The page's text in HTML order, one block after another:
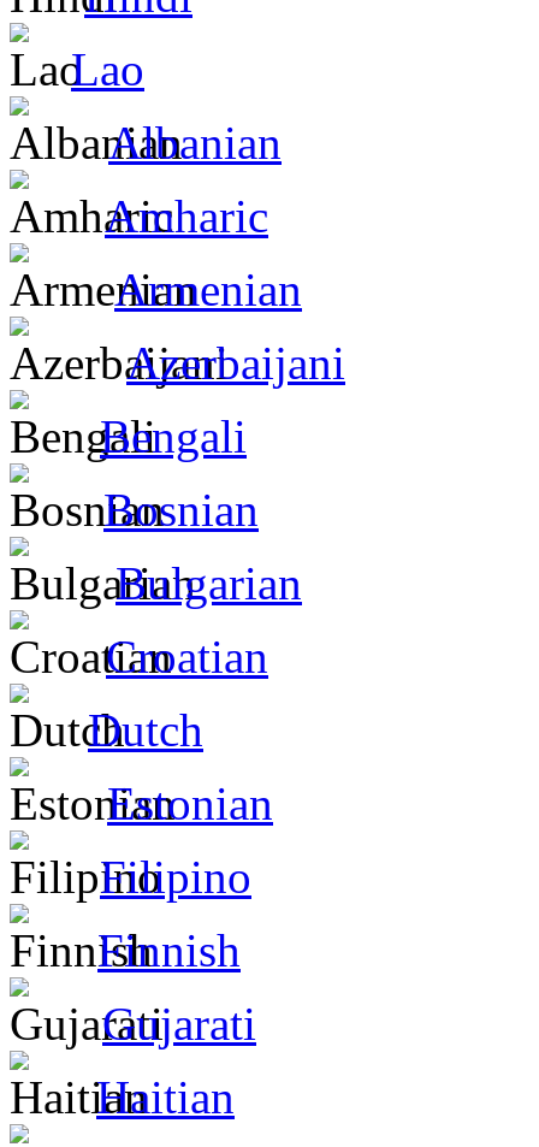
Lao
Albanian
Amharic
Armenian
Azerbaijani
Bengali
Bosnian
Bulgarian
Croatian
Dutch
Estonian
Filipino
Finnish
Gujarati
Haitian